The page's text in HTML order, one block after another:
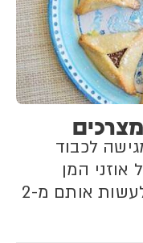
לכבוד
אוזני המן
מקסימים ונהדרים, שתוכלו לעשות אותם מ-2